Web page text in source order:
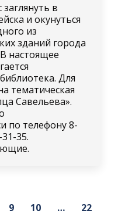
в
и окунуться
из
зданий города
настоящее
Для
тематическая
Савельева».
по телефону 8-
35.
9 10 … 22